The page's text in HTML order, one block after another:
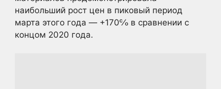
наибольший рост цен в пиковый период
марта этого года — +170℅ в сравнении с
концом 2020 года.